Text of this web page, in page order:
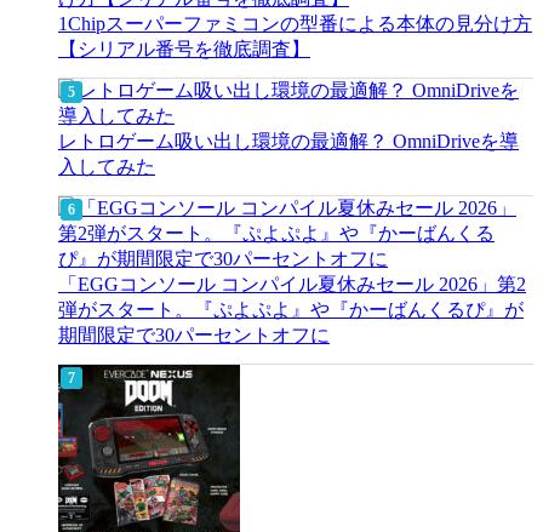
1Chipスーパーファミコンの型番による本体の見分け方
【シリアル番号を徹底調査】
レトロゲーム吸い出し環境の最適解？ OmniDriveを導
入してみた
「EGGコンソール コンパイル夏休みセール 2026」第2
弾がスタート。『ぷよぷよ』や『かーばんくるぴ』が
期間限定で30パーセントオフに